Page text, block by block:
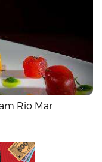
Rio Mar